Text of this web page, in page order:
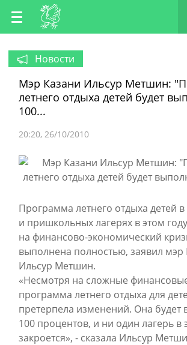
RU
EN
Новости
Мэр Казани Ильсур Метшин:
летнего отдыха детей будет
100...
20:20 26/10/2010
Программа летнего отдыха детей
и пришкольных лагерях в этом
на финансово-экономический
выполнена полностью, заявил мэр
Ильсур Метшин.
«Несмотря на сложные
программа летнего отдыха для
претерпела изменений. Она будет
100 процентов, и ни один лагерь в
закроется», - сказала Ильсур